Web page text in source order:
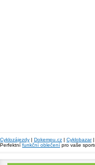
Cyklozájezdy | Dokempu.cz | Cyklobazar|
Perfektní funkční oblečení pro vaše